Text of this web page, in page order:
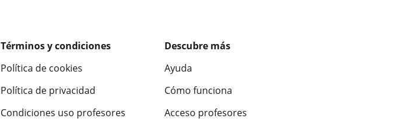
Términos y condiciones
Política de cookies
Política de privacidad
Condiciones uso profesores
Descubre más
Ayuda
Cómo funciona
Acceso profesores